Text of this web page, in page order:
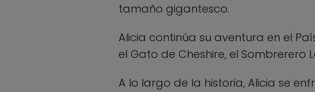
tamaño gigantesco.
Alicia continúa su aventura en el
el Gato de Cheshire, el Sombrerero
A lo largo de la historia, Alicia se